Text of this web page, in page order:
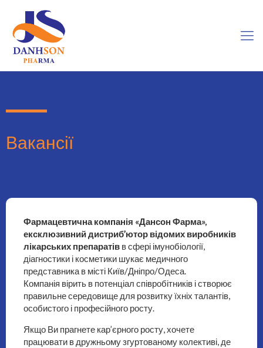
Вакансії
Фармацевтична компанія «Дансон Фарма»,
ексклюзивний дистриб’ютор відомих виробників
лікарських препаратів в сфері імунобіології,
діагностики і косметики шукає медичного
представника в місті Київ/Дніпро/Одеса.
Компанія вірить в потенціал співробітників і створює
правильне середовище для розвитку їхніх талантів,
особистого і професійного росту.
Якщо Ви прагнете кар’єрного росту, хочете
працювати в дружньому згуртованому колективі, де